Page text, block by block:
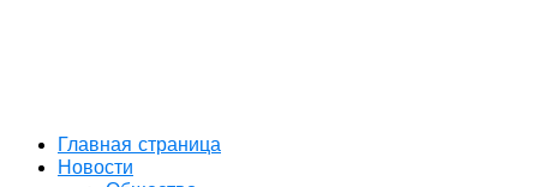
Главная страница
Новости